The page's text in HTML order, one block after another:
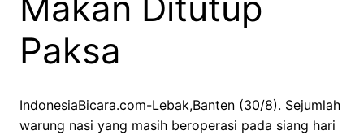
Paksa
IndonesiaBicara.com-Lebak,Banten (30/8). Sejumlah
warung nasi yang masih beroperasi pada siang hari